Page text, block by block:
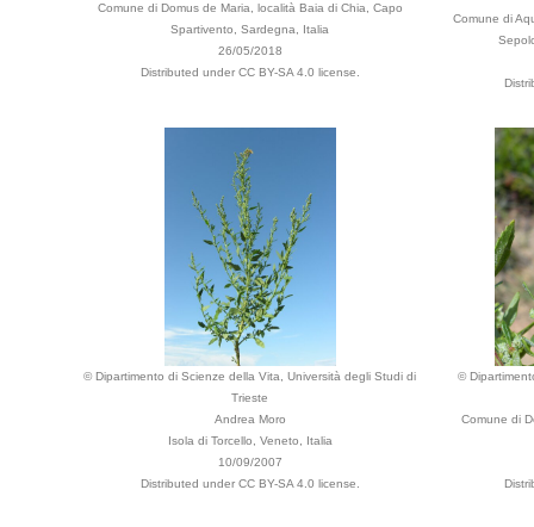
Comune di Domus de Maria, località Baia di Chia, Capo
Spartivento, Sardegna, Italia
26/05/2018
Distributed under CC BY-SA 4.0 license.
Comune di
© Dipartimento di Scienze della Vita, Università degli Studi di
Trieste
Andrea Moro
Isola di Torcello, Veneto, Italia
10/09/2007
Distributed under CC BY-SA 4.0 license.
©
Comune di